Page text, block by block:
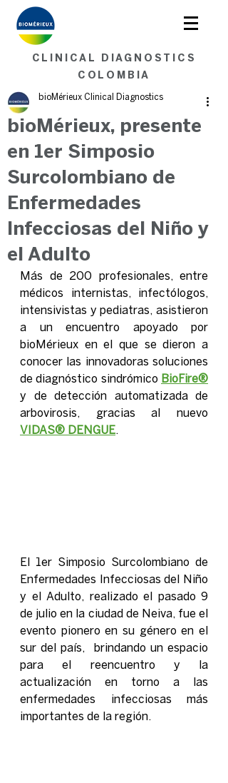
Soluciones en Microbiología.
<< Contáctenos aquí >>
CLINICAL DIAGNOSTICS
COLOMBIA
bioMérieux, presente
en 1er Simposio
Surcolombiano de
Enfermedades
Infecciosas del Niño y
el Adulto
bioMérieux Clinical Diagnostics
Más de 200 profesionales, entre
médicos internistas, infectólogos,
intensivistas y pediatras, asistieron
a un encuentro apoyado por
bioMérieux en el que se dieron a
conocer las innovadoras soluciones
de diagnóstico sindrómico BioFire®
y de detección automatizada de
VIDAS® DENGUE.
El 1er Simposio Surcolombiano de
Enfermedades Infecciosas del Niño
y el Adulto, realizado el pasado 9
de julio en la ciudad de Neiva, fue el
evento pionero en su género en el
sur del país,  brindando un espacio
para el reencuentro y la
actualización en torno a las
enfermedades infecciosas más
importantes de la región.